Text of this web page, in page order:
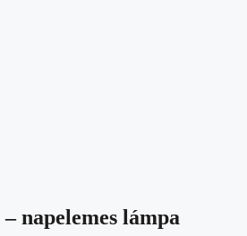
napelemes lámpa